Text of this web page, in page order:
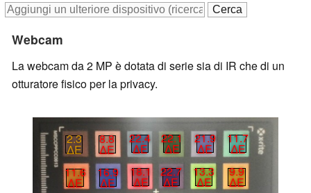
Webcam
La webcam da 2 MP è dotata di serie sia di IR che di un
otturatore fisico per la privacy.
2.3
∆E
8.8
∆E
22.4
∆E
22.1
∆E
21.9
∆E
11.7
∆E
11.6
∆E
16.9
∆E
18.1
∆E
22.7
∆E
13.3
∆E
9.9
∆E